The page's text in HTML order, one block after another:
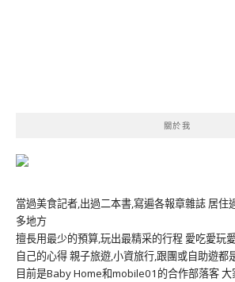
關於我
當過美食記者,出過二本書,寫遍各報章雜誌 居住
多地方
擅長用最少的預算,玩出最精采的行程 愛吃愛玩
自己的心得 親子旅遊,小資旅行,跟團或自助遊都
目前是Baby Home和mobile01的合作部落客